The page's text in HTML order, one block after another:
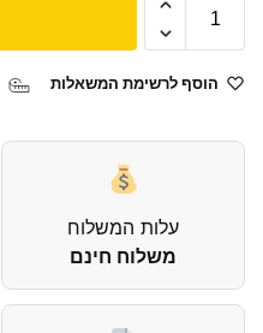
הוסף לרשימת המשאלות
עלות המשלוח
משלוח חינם